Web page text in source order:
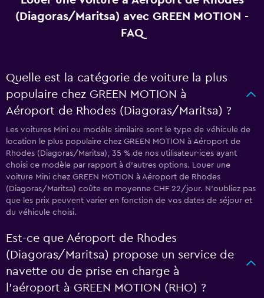
(Diagoras/Maritsa) avec GREEN MOTION -
FAQ
Quelle est la catégorie de voiture la plus
populaire chez GREEN MOTION à
Aéroport de Rhodes (Diagoras/Maritsa) ?
Les voitures Mini ou modèle similaire sont le type de véhicule de
location le plus populaire chez GREEN MOTION à Aéroport de
Rhodes (Diagoras/Maritsa), 35 % de nos utilisateur·ices ayant
choisi ce modèle par rapport à d’autres options. Louer une
voiture Mini chez GREEN MOTION à Aéroport de Rhodes
(Diagoras/Maritsa) coûte en moyenne CHF 22/jour. N'oubliez pas
que les prix peuvent varier en fonction de vos dates de séjour et
du véhicule choisi.
Est-ce que Aéroport de Rhodes
(Diagoras/Maritsa) propose un service de
navette ou de prise en charge à
l’aéroport à GREEN MOTION (RHO) ?